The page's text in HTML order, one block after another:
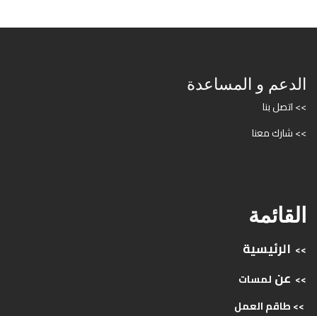
الدعم و المساعدة
>> اتصل بنا
>> شارك معنا
القائمة
>> الرئيسية
>> عن لمسات
>> طاقمالعمل